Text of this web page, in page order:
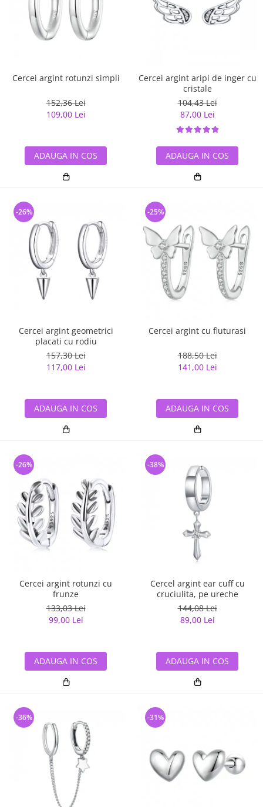
Cercei argint rotunzi simpli
152,36 Lei
109,00 Lei
ADAUGA IN COS
Cercei argint aripi de inger cu
cristale
104,43 Lei
87,00 Lei
ADAUGA IN COS
Cercei argint geometrici
placati cu rodiu
157,30 Lei
117,00 Lei
-26%
ADAUGA IN COS
Cercei argint cu fluturasi
188,50 Lei
141,00 Lei
-25%
ADAUGA IN COS
Cercei argint rotunzi cu
frunze
133,03 Lei
99,00 Lei
-26%
ADAUGA IN COS
Cercel argint ear cuff cu
cruciulita, pe ureche
144,08 Lei
89,00 Lei
-38%
ADAUGA IN COS
-36% -31%